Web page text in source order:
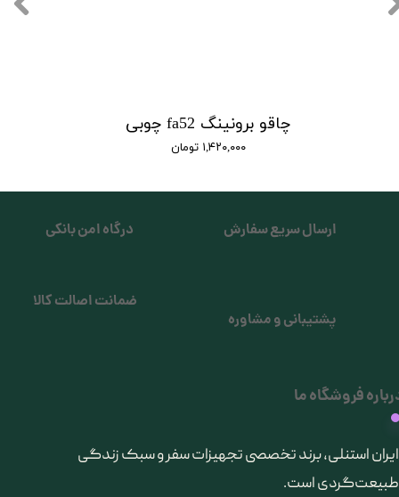
چاقو برونینگ fa52 چوبی
۱,۴۲۰,۰۰۰ تومان
ارسال سریع سفارش
فروشگاه ما
​ایران استنلی، برند تخصصی تجهیزات سفر و سبک زندگی
طبیعت‌گردی است.
درگاه امن بانکی
پشتیبانی و مشاوره
ضمانت اصالت کالا